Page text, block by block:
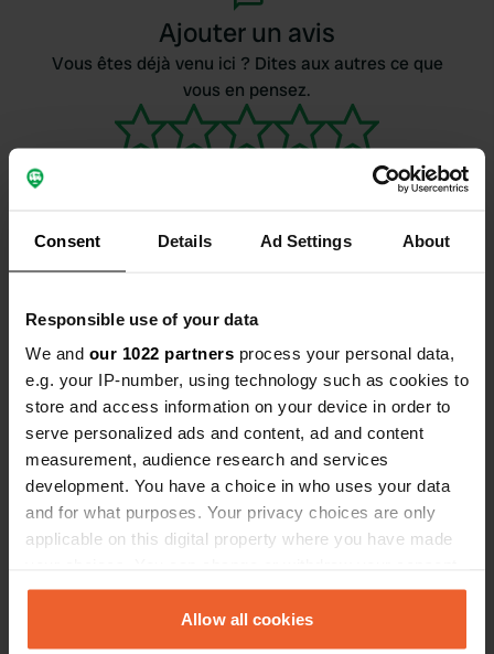
Consent Details Ad Settings About
Responsible use of your data
We and our 1022 partners process your personal data,
e.g. your IP-number, using technology such as cookies to
store and access information on your device in order to
serve personalized ads and content, ad and content
measurement, audience research and services
development. You have a choice in who uses your data
and for what purposes. Your privacy choices are only
applicable on this digital property where you have made
any time from the Cookie Declaration or by clicking on
the Privacy trigger icon.Allow all cookies
Ajouter un avis
Vous êtes déjà venu ici ? Dites aux autres ce que
vous en pensez.
Contact
Segalstadsetervegen 62B
2652, Gausdal, Norvège
Copie
Coordonnées
61° 20' 10" N 10° 5' 31" E
Copie
61.33599863 10.09207612
Copie
155995 Copie